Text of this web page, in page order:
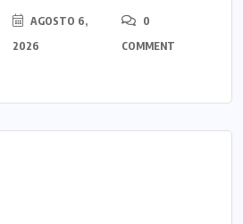
AGOSTO 6,
2026
0
COMMENT